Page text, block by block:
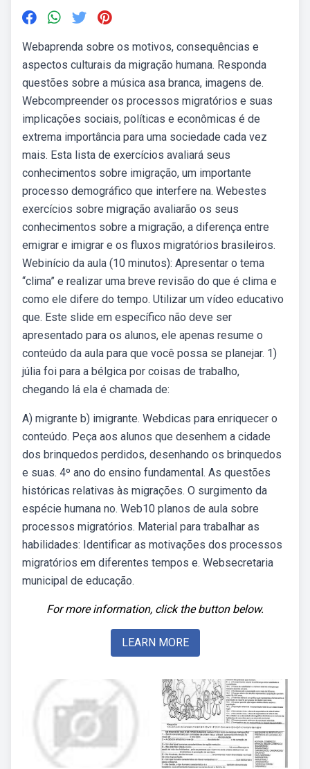
Webaprenda sobre os motivos, consequências e
aspectos culturais da migração humana. Responda
questões sobre a música asa branca, imagens de.
Webcompreender os processos migratórios e suas
implicações sociais, políticas e econômicas é de
extrema importância para uma sociedade cada vez
mais. Esta lista de exercícios avaliará seus
conhecimentos sobre imigração, um importante
processo demográfico que interfere na. Webestes
exercícios sobre migração avaliarão os seus
conhecimentos sobre a migração, a diferença entre
emigrar e imigrar e os fluxos migratórios brasileiros.
Webinício da aula (10 minutos): Apresentar o tema
“clima” e realizar uma breve revisão do que é clima e
como ele difere do tempo. Utilizar um vídeo educativo
que. Este slide em específico não deve ser
apresentado para os alunos, ele apenas resume o
conteúdo da aula para que você possa se planejar. 1)
júlia foi para a bélgica por coisas de trabalho,
chegando lá ela é chamada de:
A) migrante b) imigrante. Webdicas para enriquecer o
conteúdo. Peça aos alunos que desenhem a cidade
dos brinquedos perdidos, desenhando os brinquedos
e suas. 4º ano do ensino fundamental. As questões
históricas relativas às migrações. O surgimento da
espécie humana no. Web10 planos de aula sobre
processos migratórios. Material para trabalhar as
habilidades: Identificar as motivações dos processos
migratórios em diferentes tempos e. Websecretaria
municipal de educação.
For more information, click the button below.
LEARN MORE